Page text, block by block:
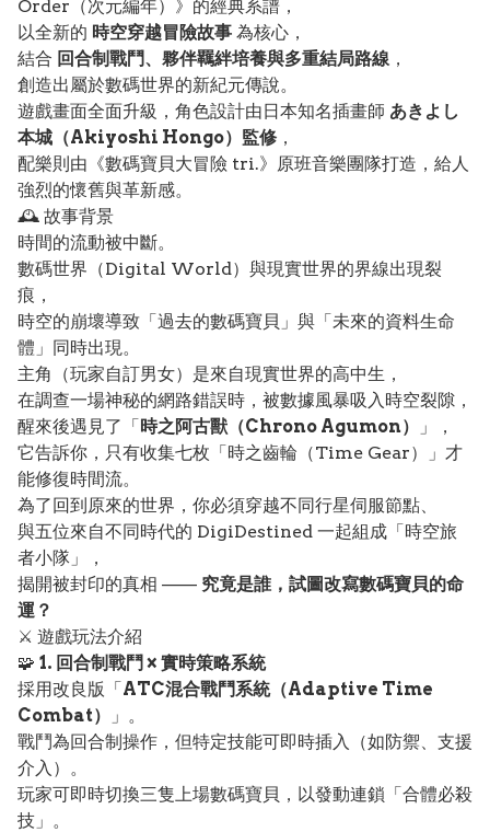
Order（次元編年）》的經典系譜，
以全新的 時空穿越冒險故事 為核心，
結合 回合制戰鬥、夥伴羈絆培養與多重結局路線 ，
創造出屬於數碼世界的新紀元傳說。
遊戲畫面全面升級，角色設計由日本知名插畫師 あきよし
本城（Akiyoshi Hongo）監修 ，
配樂則由《數碼寶貝大冒險 tri.》原班音樂團隊打造，給人
強烈的懷舊與革新感。
🕰️ 故事背景
時間的流動被中斷。
數碼世界（Digital World）與現實世界的界線出現裂
痕，
時空的崩壞導致「過去的數碼寶貝」與「未來的資料生命
體」同時出現。
主角（玩家自訂男女）是來自現實世界的高中生，
在調查一場神秘的網路錯誤時，被數據風暴吸入時空裂隙，
醒來後遇見了「時之阿古獸（Chrono Agumon）
」，
它告訴你，只有收集七枚「時之齒輪（Time Gear）」才
能修復時間流。
為了回到原來的世界，你必須穿越不同行星伺服節點、
與五位來自不同時代的 DigiDestined 一起組成「時空旅
者小隊」，
揭開被封印的真相 —— 究竟是誰，試圖改寫數碼寶貝的命
運？
⚔️ 遊戲玩法介紹
🧩 1. 回合制戰鬥 × 實時策略系統
採用改良版「ATC混合戰鬥系統（Adaptive Time
Combat）
」。
戰鬥為回合制操作，但特定技能可即時插入（如防禦、支援
介入）。
玩家可即時切換三隻上場數碼寶貝，以發動連鎖「合體必殺
技」。